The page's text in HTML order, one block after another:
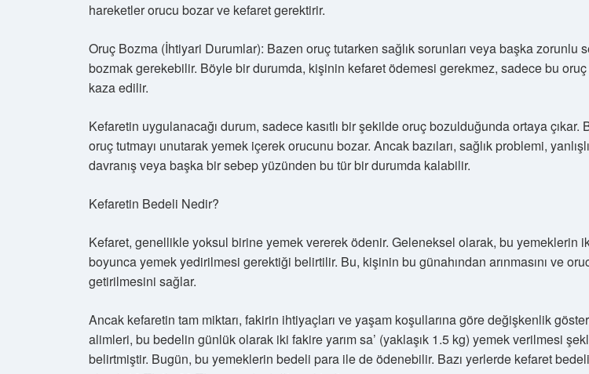
hareketler orucu bozar ve kefaret gerektirir.
Oruç Bozma (İhtiyari Durumlar): Bazen oruç tutarken sağlık sorunları veya başka zorunlu
bozmak gerekebilir. Böyle bir durumda, kişinin kefaret ödemesi gerekmez, sadece bu
kaza edilir.
Kefaretin uygulanacağı durum, sadece kasıtlı bir şekilde oruç bozulduğunda ortaya çıkar.
oruç tutmayı unutarak yemek içerek orucunu bozar. Ancak bazıları, sağlık problemi,
davranış veya başka bir sebep yüzünden bu tür bir durumda kalabilir.
Kefaretin Bedeli Nedir?
Kefaret, genellikle yoksul birine yemek vererek ödenir. Geleneksel olarak, bu yemeklerin
boyunca yemek yedirilmesi gerektiği belirtilir. Bu, kişinin bu günahından arınmasını ve
getirilmesini sağlar.
Ancak kefaretin tam miktarı, fakirin ihtiyaçları ve yaşam koşullarına göre değişkenlik
alimleri, bu bedelin günlük olarak iki fakire yarım sa’ (yaklaşık 1.5 kg) yemek verilmesi
belirtmiştir. Bugün, bu yemeklerin bedeli para ile de ödenebilir. Bazı yerlerde kefaret